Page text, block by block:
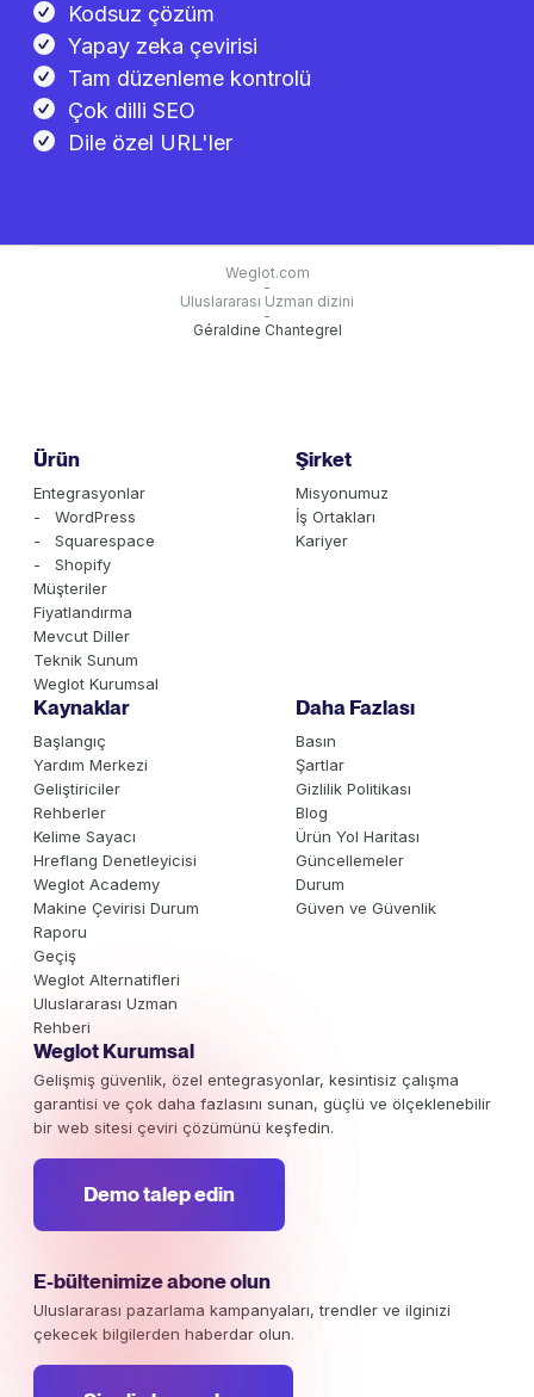
Kodsuz çözüm
Yapay zeka çevirisi
Tam düzenleme kontrolü
Çok dilli SEO
Dile özel URL'ler
Weglot.com
-
Uluslararası Uzman dizini
-
Géraldine Chantegrel
Ürün
Entegrasyonlar
- WordPress
- Squarespace
- Shopify
Müşteriler
Fiyatlandırma
Mevcut Diller
Teknik Sunum
Weglot Kurumsal
Şirket
Misyonumuz
İş Ortakları
Kariyer
Kaynaklar
Başlangıç
Yardım Merkezi
Geliştiriciler
Rehberler
Kelime Sayacı
Hreflang Denetleyicisi
Weglot Academy
Makine Çevirisi Durum
Raporu
Geçiş
Weglot Alternatifleri
Uluslararası Uzman
Rehberi
Daha Fazlası
Basın
Şartlar
Gizlilik Politikası
Blog
Ürün Yol Haritası
Güncellemeler
Durum
Güven ve Güvenlik
Weglot Kurumsal
Gelişmiş güvenlik, özel entegrasyonlar, kesintisiz çalışma
garantisi ve çok daha fazlasını sunan, güçlü ve ölçeklenebilir
bir web sitesi çeviri çözümünü keşfedin.
Demo talep edin
E-bültenimize abone olun
Uluslararası pazarlama kampanyaları, trendler ve ilginizi
çekecek bilgilerden haberdar olun.